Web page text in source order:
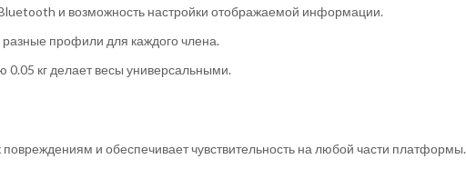
и возможность настройки отображаемой информации.
профили для каждого члена.
0.05 кг делает весы универсальными.
и обеспечивает чувствительность на любой части платформы.